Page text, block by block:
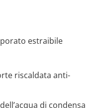
estraibile
riscaldata anti-
di condensa